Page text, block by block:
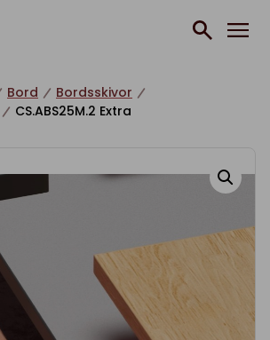
Bord
Bordsskivor
CS.ABS25M.2 Extra